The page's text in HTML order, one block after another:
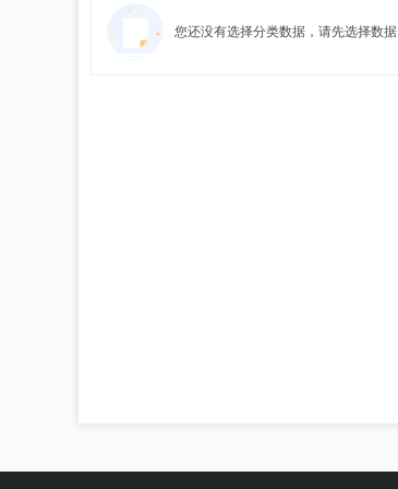
您还没有选择分类数据，请先选择数据